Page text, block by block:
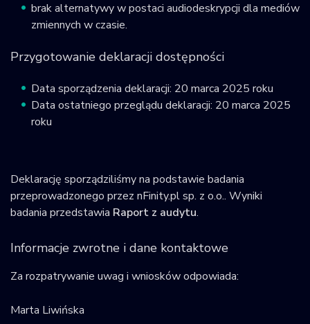
brak alternatywy w postaci audiodeskrypcji dla mediów
zmiennych w czasie.
Przygotowanie deklaracji dostępności
Data sporządzenia deklaracji: 20 marca 2025 roku
Data ostatniego przeglądu deklaracji: 20 marca 2025
roku
Deklarację sporządziliśmy na podstawie badania
przeprowadzonego przez nFinity.pl sp. z o.o.. Wyniki
badania przedstawia Raport z audytu.
Informacje zwrotne i dane kontaktowe
Za rozpatrywanie uwag i wniosków odpowiada:
Marta Liwińska